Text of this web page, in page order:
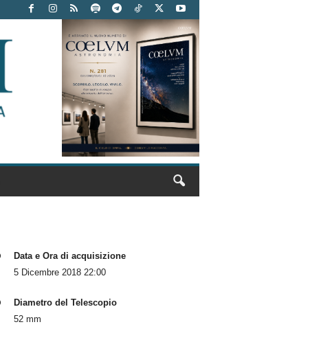
Data e Ora di acquisizione
5 Dicembre 2018 22:00
Diametro del Telescopio
52 mm